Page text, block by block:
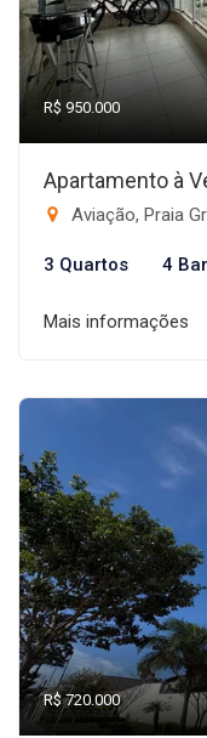
R$ 950.000
Apartamento à
Aviação, Praia
3 Quartos 4
Mais informações
R$ 720.000